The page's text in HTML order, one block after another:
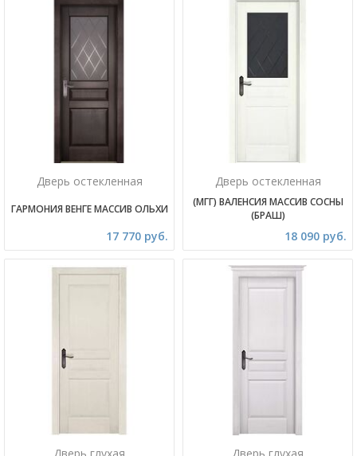
Дверь остекленная
ГАРМОНИЯ ВЕНГЕ МАССИВ ОЛЬХИ
17 770 руб.
Дверь остекленная
(МГГ) ВАЛЕНСИЯ МАССИВ СОСНЫ
(БРАШ)
18 090 руб.